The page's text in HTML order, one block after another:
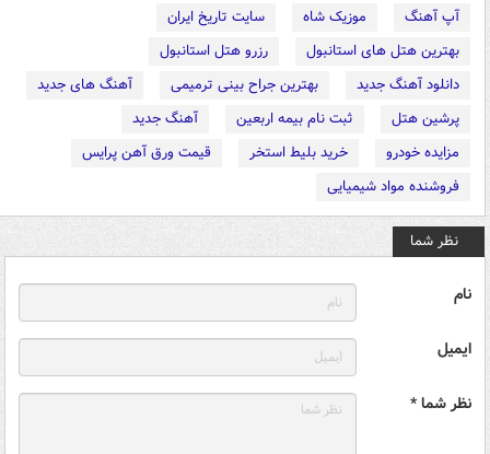
آپ آهنگ موزیک شاه
سایت تاریخ ایران
بهترین هتل های استانبول
رزرو هتل استانبول
دانلود آهنگ جدید
بهترین جراح بینی ترمیمی
آهنگ های جدید
پرشین هتل
ثبت نام بیمه اربعین
آهنگ جدید
مزایده خودرو
خرید بلیط استخر
قیمت ورق آهن پرایس
فروشنده مواد شیمیایی
نظر شما
نام
ایمیل
نظر شما *